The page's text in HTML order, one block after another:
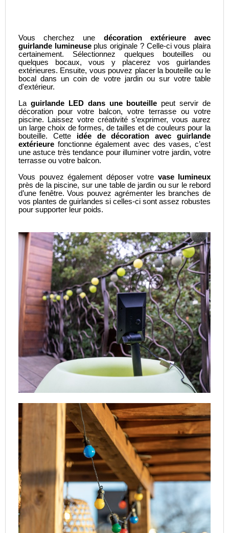
Vous cherchez une décoration extérieure avec
guirlande lumineuseplus originale ? Celle-ci vous plaira
certainement. Sélectionnez quelques bouteilles ou
quelques bocaux, vous y placerez vos guirlandes
extérieures. Ensuite, vous pouvez placer la bouteille ou le
bocal dans un coin de votre jardin ou sur votre table
d'extérieur.
La guirlande LED dans une bouteille peut servir de
décoration pour votre balcon, votre terrasse ou votre
piscine. Laissez votre créativité s’exprimer, vous aurez
un large choix de formes, de tailles et de couleurs pour la
bouteille. Cette idée de décoration avec guirlande
extérieure fonctionne également avec des vases, c’est
une astuce très tendance pour illuminer votre jardin, votre
terrasse ou votre balcon.
Vous pouvez également déposer votre vase lumineux
près de la piscine, sur une table de jardin ou sur le rebord
d’une fenêtre. Vous pouvez agrémenter les branches de
vos plantes de guirlandes si celles-ci sont assez robustes
pour supporter leur poids.